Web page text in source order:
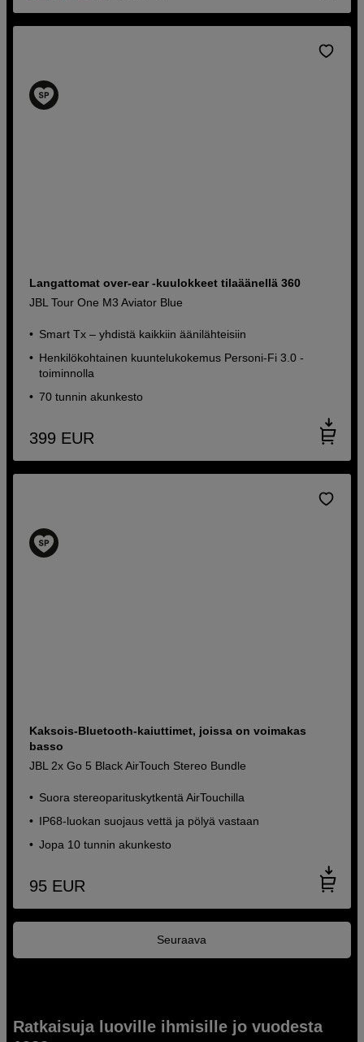
Langattomat over-ear -kuulokkeet tilaäänellä 360
JBL Tour One M3 Aviator Blue
Smart Tx – yhdistä kaikkiin äänilähteisiin
Henkilökohtainen kuuntelukokemus Personi-Fi 3.0 -
toiminnolla
70 tunnin akunkesto
399 EUR
Kaksois-Bluetooth-kaiuttimet, joissa on voimakas
basso
JBL 2x Go 5 Black AirTouch Stereo Bundle
Suora stereoparituskytkentä AirTouchilla
IP68-luokan suojaus vettä ja pölyä vastaan
Jopa 10 tunnin akunkesto
95 EUR
Seuraava
Ratkaisuja luoville ihmisille jo vuodesta